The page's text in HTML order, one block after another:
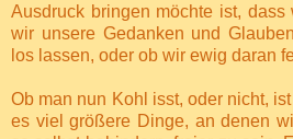
Ausdruck bringen möchte ist,
wir unsere Gedanken und
los lassen, oder ob wir ewig daran
Ob man nun Kohl isst, oder nicht,
es viel größere Dinge, an denen